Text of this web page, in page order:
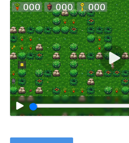
game,
hare
in
maze